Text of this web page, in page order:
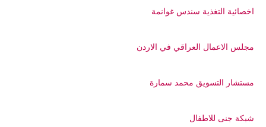
اخصائية التغذية سندس غوانمة
مجلس الاعمال العراقي في الاردن
مستشار التسويق محمد سمارة
شبكة جنى للاطفال